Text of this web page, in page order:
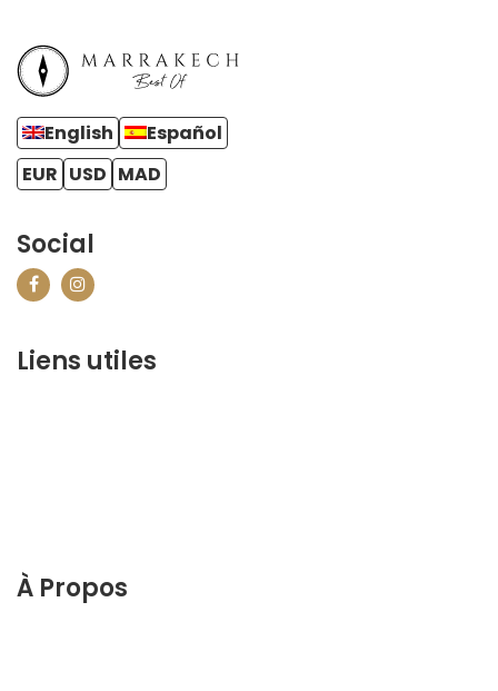
English
Español
EUR USD MAD
Social
Liens utiles
À Propos